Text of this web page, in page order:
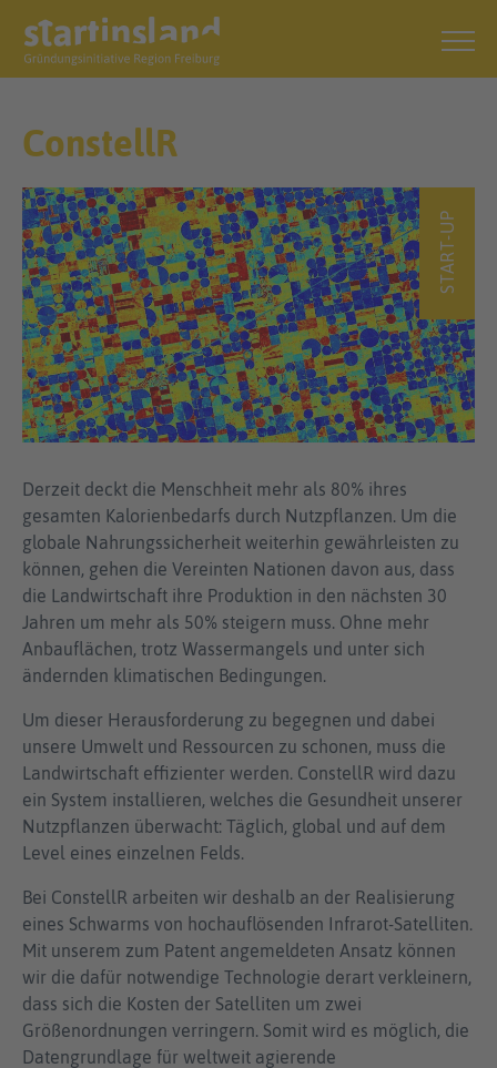
ConstellR
START-UP
Derzeit deckt die Menschheit mehr als 80% ihres
gesamten Kalorienbedarfs durch Nutzpflanzen. Um die
globale Nahrungssicherheit weiterhin gewährleisten zu
können, gehen die Vereinten Nationen davon aus, dass
die Landwirtschaft ihre Produktion in den nächsten 30
Jahren um mehr als 50% steigern muss. Ohne mehr
Anbauflächen, trotz Wassermangels und unter sich
ändernden klimatischen Bedingungen.
Um dieser Herausforderung zu begegnen und dabei
unsere Umwelt und Ressourcen zu schonen, muss die
Landwirtschaft effizienter werden. ConstellR wird dazu
ein System installieren, welches die Gesundheit unserer
Nutzpflanzen überwacht: Täglich, global und auf dem
Level eines einzelnen Felds.
Bei ConstellR arbeiten wir deshalb an der Realisierung
eines Schwarms von hochauflösenden Infrarot-Satelliten.
Mit unserem zum Patent angemeldeten Ansatz können
wir die dafür notwendige Technologie derart verkleinern,
dass sich die Kosten der Satelliten um zwei
Größenordnungen verringern. Somit wird es möglich, die
Datengrundlage für weltweit agierende